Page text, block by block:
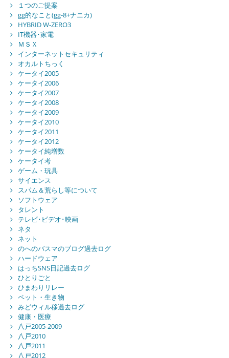
１つのご提案
gg的なこと(gg-8+ナニカ)
HYBRID W-ZERO3
IT機器･家電
ＭＳＸ
インターネットセキュリティ
オカルトちっく
ケータイ2005
ケータイ2006
ケータイ2007
ケータイ2008
ケータイ2009
ケータイ2010
ケータイ2011
ケータイ2012
ケータイ純増数
ケータイ考
ゲーム・玩具
サイエンス
スパム＆荒らし等について
ソフトウェア
タレント
テレビ･ビデオ･映画
ネタ
ネット
のへのバスマのブログ過去ログ
ハードウェア
はっちSNS日記過去ログ
ひとりごと
ひまわりリレー
ペット・生き物
みどウィル移過去ログ
健康・医療
八戸2005-2009
八戸2010
八戸2011
八戸2012